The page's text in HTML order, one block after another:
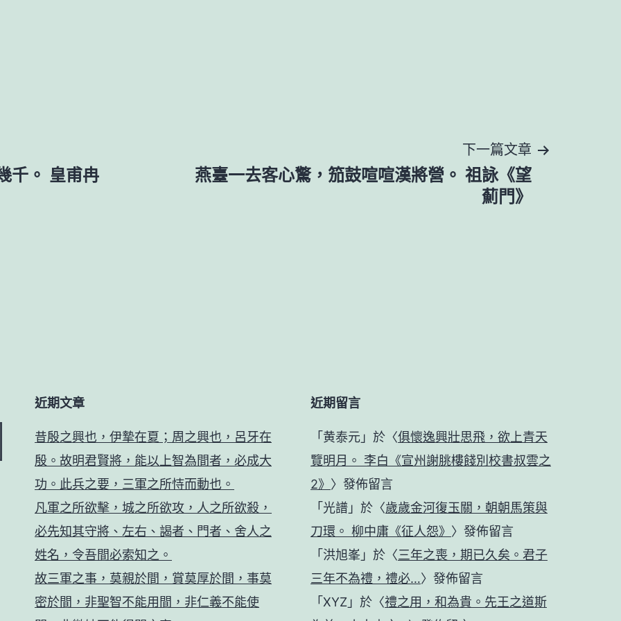
千。 皇甫冉
下一篇文章
燕臺一去客心驚，笳鼓喧喧漢將營。 祖詠《望
薊門》
近期文章
昔殷之興也，伊摯在夏；周之興也，呂牙在
殷。故明君賢將，能以上智為間者，必成大
功。此兵之要，三軍之所恃而動也。
凡軍之所欲擊，城之所欲攻，人之所欲殺，
必先知其守將、左右、謁者、門者、舍人之
姓名，令吾間必索知之。
故三軍之事，莫親於間，賞莫厚於間，事莫
密於間，非聖智不能用間，非仁義不能使
近期留言
「 黄泰元 」於〈俱懷逸興壯思飛，欲上青天
覽明月。 李白《宣州謝朓樓餞別校書叔雲之
2》 〉發佈留言
「 光譜 」於〈歲歲金河復玉關，朝朝馬策與
刀環。 柳中庸《征人怨》 〉發佈留言
「 洪旭峯 」於〈三年之喪，期已久矣。君子
三年不為禮，禮必…〉發佈留言
「 XYZ 」於〈禮之用，和為貴。先王之道斯